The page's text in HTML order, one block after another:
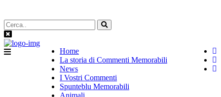
Home
La storia di Commenti Memorabili
News
I Vostri Commenti
Spunteblu Memorabili
Animali